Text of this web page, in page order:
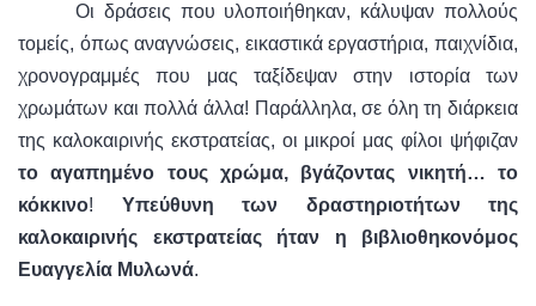
Οι δράσεις που υλοποιήθηκαν, κάλυψαν πολλούς
τομείς, όπως αναγνώσεις, εικαστικά εργαστήρια, παιχνίδια,
χρονογραμμές που μας ταξίδεψαν στην ιστορία των
χρωμάτων και πολλά άλλα! Παράλληλα, σε όλη τη διάρκεια
της καλοκαιρινής εκστρατείας, οι μικροί μας φίλοι ψήφιζαν
το αγαπημένο τους χρώμα, βγάζοντας νικητή… το
κόκκινο! Υπεύθυνη των δραστηριοτήτων της
καλοκαιρινής εκστρατείας ήταν η βιβλιοθηκονόμος
Ευαγγελία Μυλωνά.